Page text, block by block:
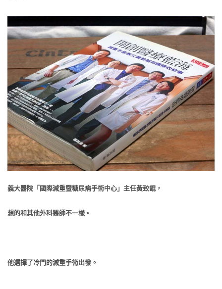
義大醫院「國際減重暨糖尿病手術中心」主任黃致錕，
想的和其他外科醫師不一樣。
他選擇了冷門的減重手術出發。